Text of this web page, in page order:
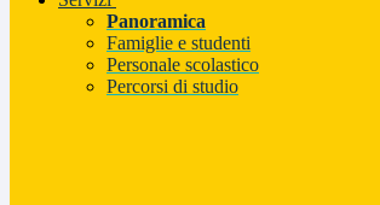
Panoramica
Famiglie e studenti
Personale scolastico
Percorsi di studio